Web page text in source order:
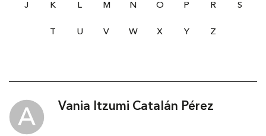
J K L M N O P R S
T U V W X Y Z
Vania Itzumi Catalán Pérez